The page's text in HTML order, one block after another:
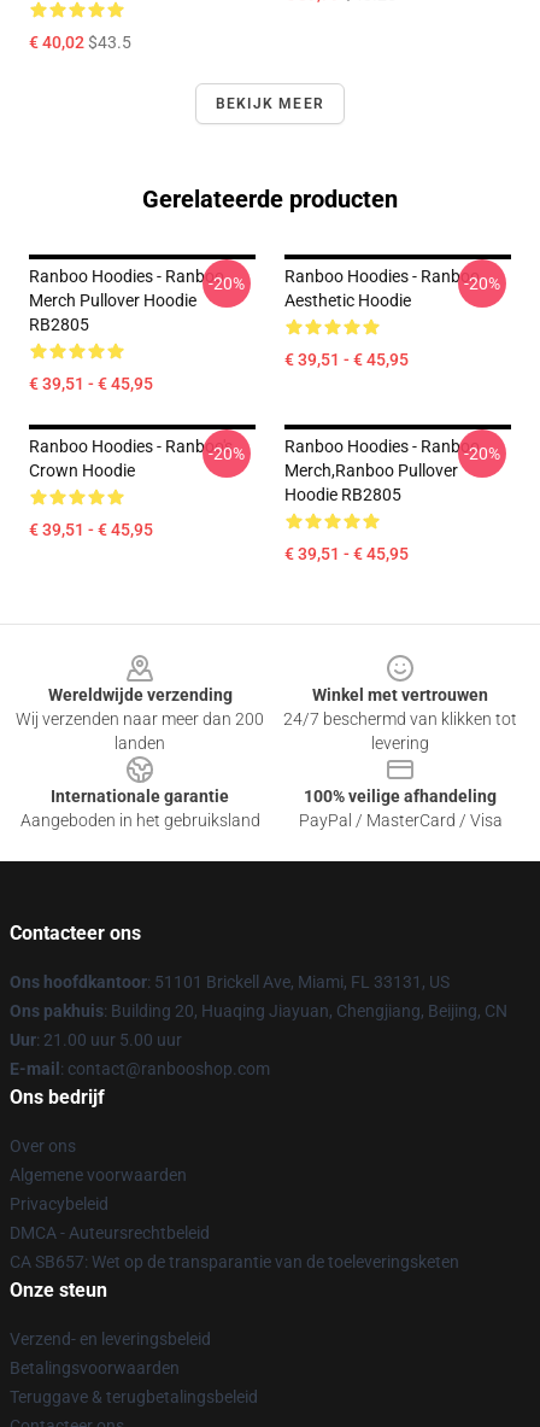
€ 40,02$43.5
BEKIJK MEER
Gerelateerde producten
Ranboo Hoodies - Ranboo
Merch Pullover Hoodie
RB2805
€ 39,51 - € 45,95
-20%
Ranboo Hoodies - Ranboo
Aesthetic Hoodie
€ 39,51 - € 45,95
-20%
Ranboo Hoodies - Ranboo's
Crown Hoodie
€ 39,51 - € 45,95
-20%
Ranboo Hoodies - Ranboo
Merch,Ranboo Pullover
Hoodie RB2805
€ 39,51 - € 45,95
-20%
Wereldwijde verzending
Wij verzenden naar meer dan 200
landen
Winkel met vertrouwen
24/7 beschermd van klikken tot
levering
Internationale garantie
Aangeboden in het gebruiksland
100% veilige afhandeling
PayPal / MasterCard / Visa
Contacteer ons
Ons hoofdkantoor: 51101 Brickell Ave, Miami, FL 33131, US
Ons pakhuis: Building 20, Huaqing Jiayuan, Chengjiang, Beijing, CN
Uur: 21.00 uur 5.00 uur
E-mail : contact@ranbooshop.com
Ons bedrijf
Over ons
Algemene voorwaarden
Privacybeleid
DMCA - Auteursrechtbeleid
CA SB657: Wet op de transparantie van de toeleveringsketen
Onze steun
Verzend- en leveringsbeleid
Betalingsvoorwaarden
Teruggave & terugbetalingsbeleid